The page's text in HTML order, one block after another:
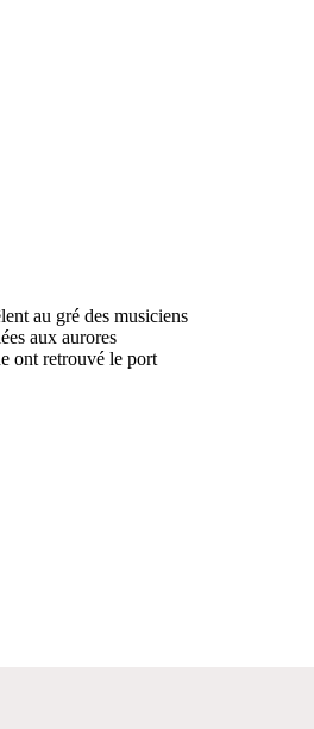
au gré des musiciens
aux aurores
ont retrouvé le port